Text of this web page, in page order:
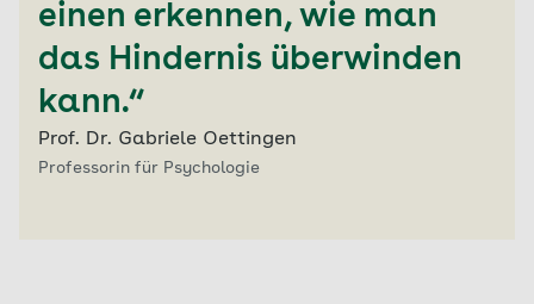
einen erkennen, wie man
das Hindernis überwinden
kann.“
Prof. Dr. Gabriele Oettingen
Professorin für Psychologie